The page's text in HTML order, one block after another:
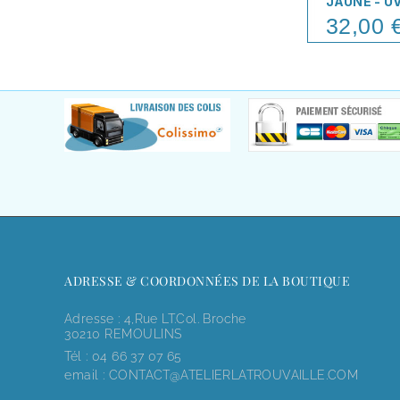
Price
32,00
ADRESSE & COORDONNÉES DE LA BOUTIQUE
Adresse : 4,rue LT.Col. Broche
30210 REMOULINS
Tél : 04 66 37 07 65
email : CONTACT@ATELIERLATROUVAILLE.COM